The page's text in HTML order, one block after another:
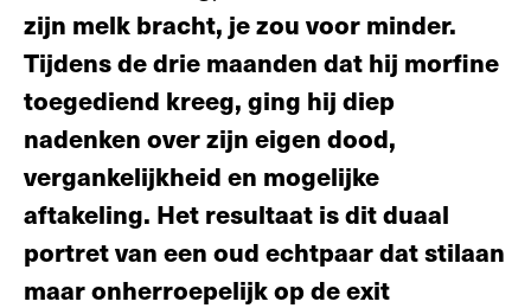
zijn melk bracht, je zou voor minder.
Tijdens de drie maanden dat hij morfine
toegediend kreeg, ging hij diep
nadenken over zijn eigen dood,
vergankelijkheid en mogelijke
aftakeling. Het resultaat is dit duaal
portret van een oud echtpaar dat stilaan
maar onherroepelijk op de exit